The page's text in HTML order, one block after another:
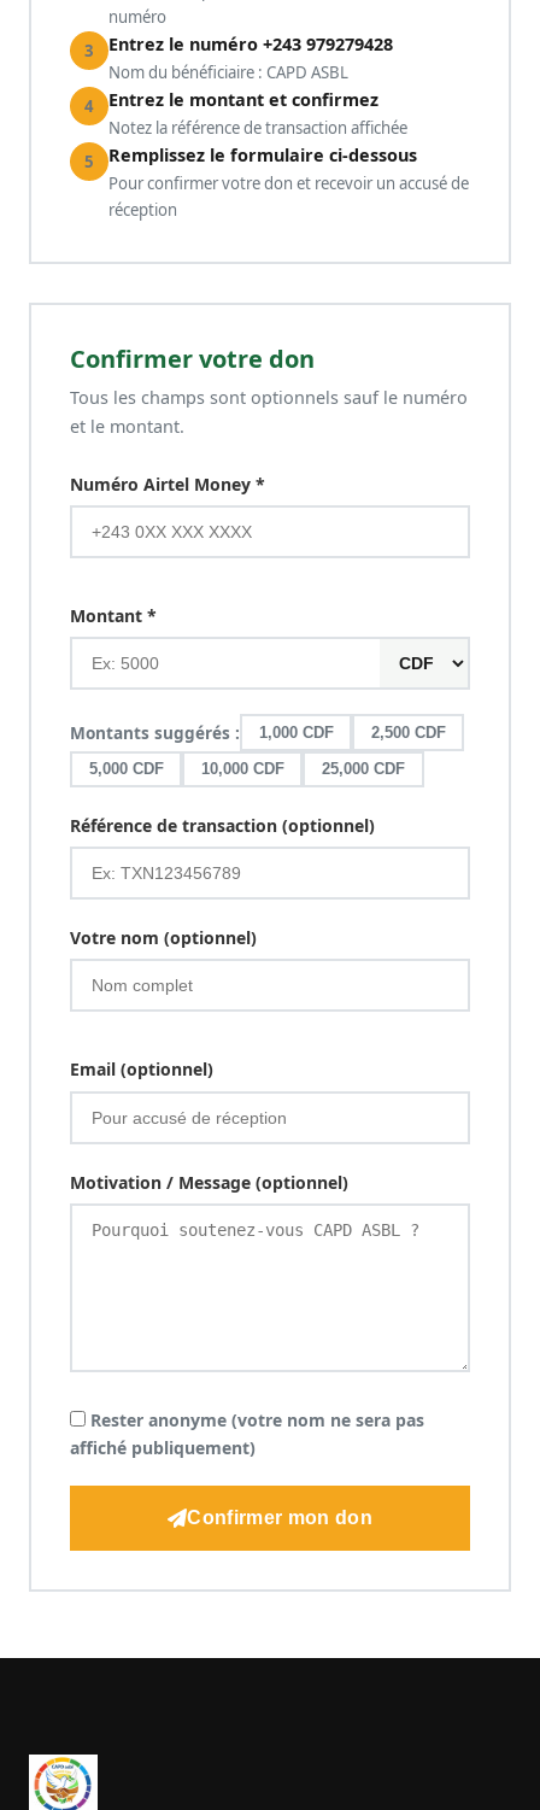
numéro
3
Entrez le numéro +243 979279428
Nom du bénéficiaire : CAPD ASBL
4
Entrez le montant et confirmez
Notez la référence de transaction affichée
5
Remplissez le formulaire ci-dessous
Pour confirmer votre don et recevoir un accusé de
réception
Confirmer votre don
Tous les champs sont optionnels sauf le numéro
et le montant.
Numéro Airtel Money *
Montant *
Montants suggérés : 1,000 CDF 2,500 CDF
5,000 CDF 10,000 CDF 25,000 CDF
Référence de transaction (optionnel)
Votre nom (optionnel)
Email (optionnel)
Motivation / Message (optionnel)
Rester anonyme (votre nom ne sera pas
affiché publiquement)
Confirmer mon don